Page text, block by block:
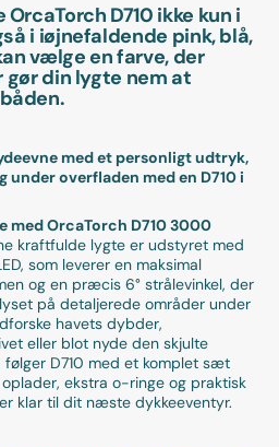
D710 ikke kun i
i iøjnefaldende pink, blå,
vælge en farve, der
din lygte nem at
med et personligt udtryk,
under overfladen med en D710 i
med OrcaTorch D710 3000
kraftfulde lygte er udstyret med
som leverer en maksimal
og en præcis 6° strålevinkel, der
på detaljerede områder under
havets dybder,
eller blot nyde den skjulte
D710 med et komplet sæt
ekstra o-ringe og praktisk
klar til dit næste dykkeeventyr.